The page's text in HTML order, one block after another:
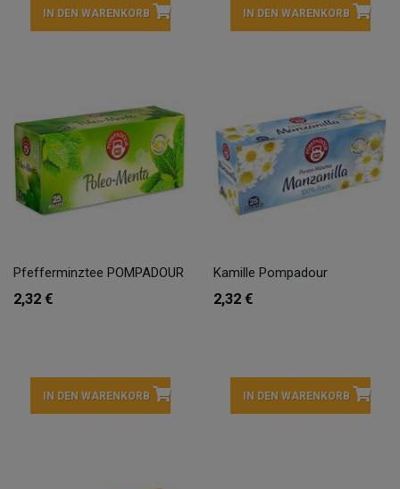
IN DEN WARENKORB IN DEN WARENKORB
Pfefferminztee POMPADOUR
2,32 €
IN DEN WARENKORB
Kamille Pompadour
2,32 €
IN DEN WARENKORB